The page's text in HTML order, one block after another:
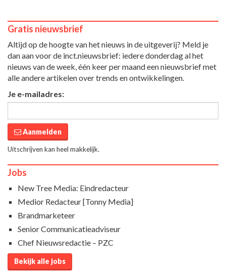
Gratis nieuwsbrief
Altijd op de hoogte van het nieuws in de uitgeverij? Meld je
dan aan voor de inct.nieuwsbrief: iedere donderdag al het
nieuws van de week, één keer per maand een nieuwsbrief met
alle andere artikelen over trends en ontwikkelingen.
Je e-mailadres:
Aanmelden
Uitschrijven kan heel makkelijk.
Jobs
New Tree Media: Eindredacteur
Medior Redacteur [Tonny Media]
Brandmarketeer
Senior Communicatieadviseur
Chef Nieuwsredactie – PZC
Bekijk alle jobs